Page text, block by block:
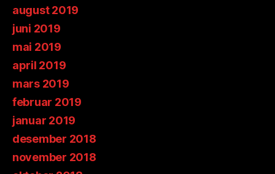
august 2019
juni 2019
mai 2019
april 2019
mars 2019
februar 2019
januar 2019
desember 2018
november 2018